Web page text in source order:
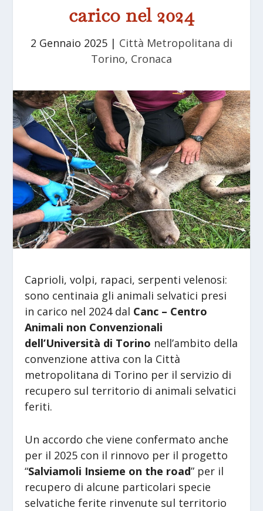
carico nel 2024
2 Gennaio 2025 | Città Metropolitana di
Torino, Cronaca
Caprioli, volpi, rapaci, serpenti velenosi:
sono centinaia gli animali selvatici presi
in carico nel 2024 dal Canc – Centro
Animali non Convenzionali
dell’Università di Torino nell’ambito della
convenzione attiva con la Città
metropolitana di Torino per il servizio di
recupero sul territorio di animali selvatici
feriti.
Un accordo che viene confermato anche
per il 2025 con il rinnovo per il progetto
“Salviamoli Insieme on the road” per il
recupero di alcune particolari specie
selvatiche ferite rinvenute sul territorio